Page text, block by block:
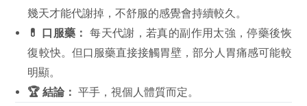
幾天才能代謝掉，不舒服的感覺會持續較久。
💊 口服藥：
每天代謝，若真的副作用太強，停藥後恢
復較快。但口服藥直接接觸胃壁，部分人胃痛感可能較
明顯。
🏆 結論： 平手，視個人體質而定。